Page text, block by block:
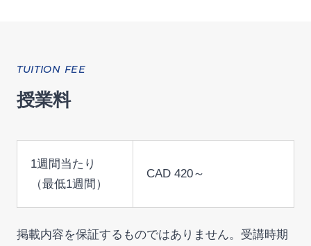
TUITION FEE
授業料
1週間当たり
（最低1週間）
CAD 420～
掲載内容を保証するものではありません。受講時期